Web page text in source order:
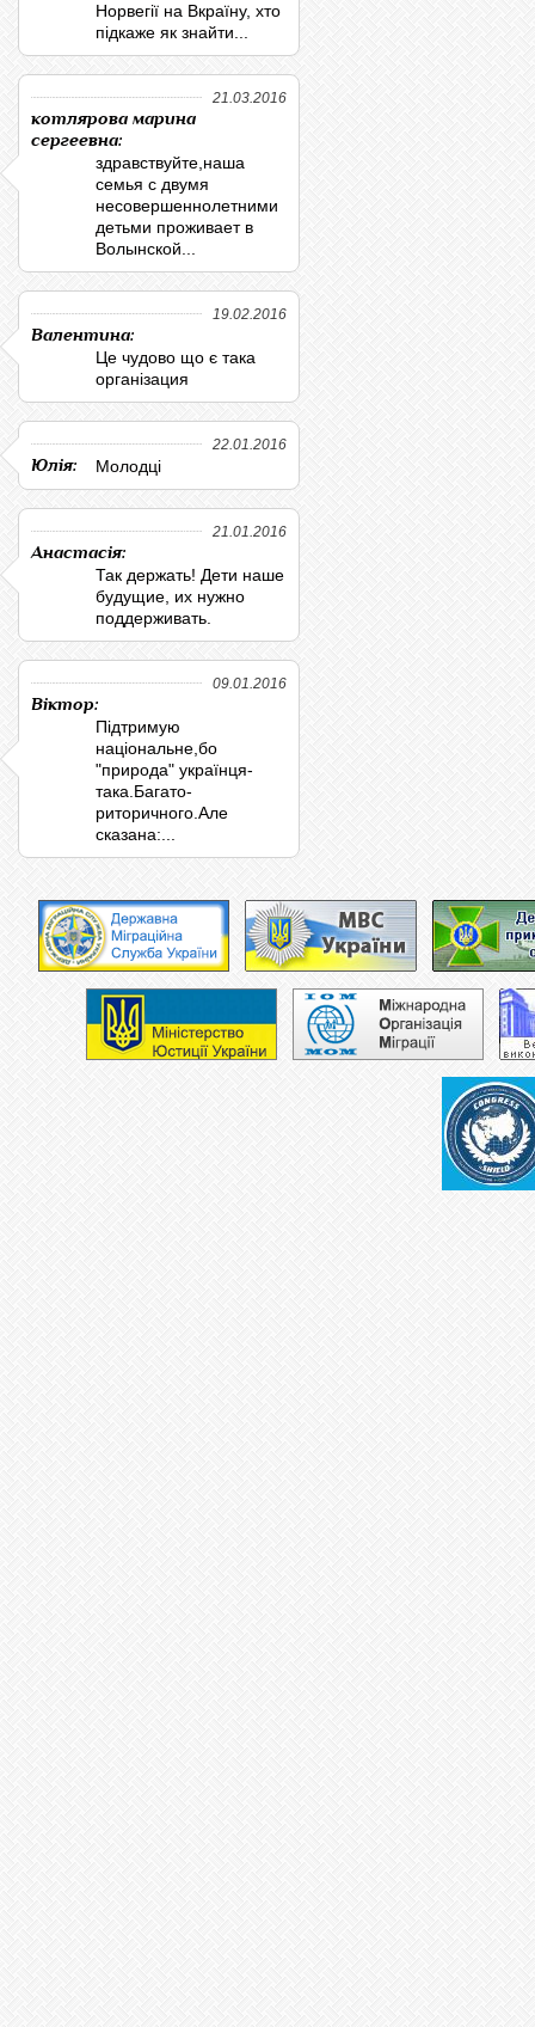
Норвегії на Вкраїну, хто
підкаже як знайти...
21.03.2016
котлярова марина
сергеевна:
здравствуйте,наша
семья с двумя
несовершеннолетними
детьми проживает в
Волынской...
19.02.2016
Валентина:
Це чудово що є така
організация
22.01.2016
Юлія: Молодці
21.01.2016
Анастасія:
Так держать! Дети наше
будущие, их нужно
поддерживать.
09.01.2016
Віктор:
Підтримую
національне,бо
"природа" українця-
така.Багато-
риторичного.Але
сказана:...